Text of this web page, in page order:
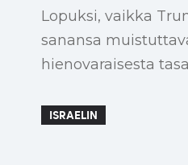
Lopuksi, vaikka
sanansa
hienovaraisesta
ISRAELIN